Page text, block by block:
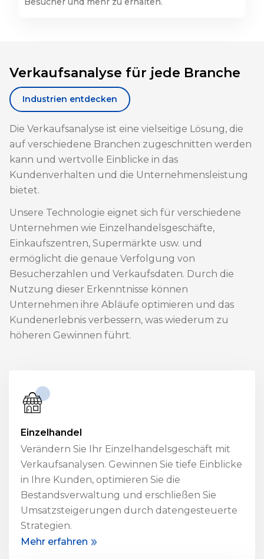
Verkaufsanalyse für jede Branche
Industrien entdecken
Die Verkaufsanalyse ist eine vielseitige Lösung, die
auf verschiedene Branchen zugeschnitten werden
kann und wertvolle Einblicke in das
Kundenverhalten und die Unternehmensleistung
bietet.
Unsere Technologie eignet sich für verschiedene
Unternehmen wie Einzelhandelsgeschäfte,
Einkaufszentren, Supermärkte usw. und
ermöglicht die genaue Verfolgung von
Besucherzahlen und Verkaufsdaten. Durch die
Nutzung dieser Erkenntnisse können
Unternehmen ihre Abläufe optimieren und das
Kundenerlebnis verbessern, was wiederum zu
höheren Gewinnen führt.
Einzelhandel
Verändern Sie Ihr Einzelhandelsgeschäft mit
Verkaufsanalysen. Gewinnen Sie tiefe Einblicke
in Ihre Kunden, optimieren Sie die
Bestandsverwaltung und erschließen Sie
Umsatzsteigerungen durch datengesteuerte
Strategien.
Mehr erfahren